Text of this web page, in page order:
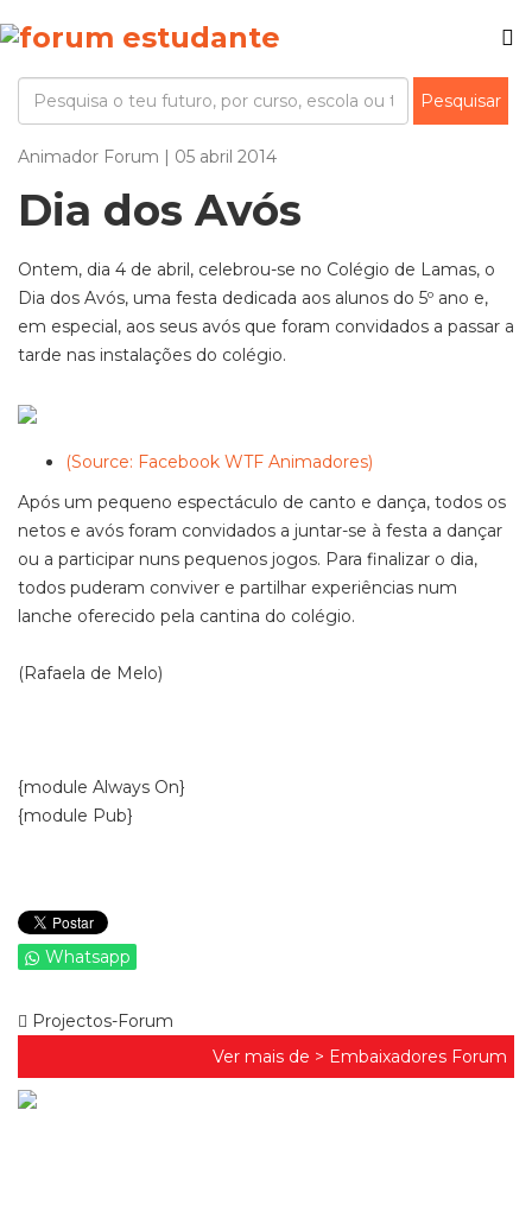
Animador Forum | 05 abril 2014
Dia dos Avós
Ontem, dia 4 de abril, celebrou-se no Colégio de Lamas, o
Dia dos Avós, uma festa dedicada aos alunos do 5º ano e,
em especial, aos seus avós que foram convidados a passar a
tarde nas instalações do colégio.
(Source: Facebook WTF Animadores)
Após um pequeno espectáculo de canto e dança, todos os
netos e avós foram convidados a juntar-se à festa a dançar
ou a participar nuns pequenos jogos. Para finalizar o dia,
todos puderam conviver e partilhar experiências num
lanche oferecido pela cantina do colégio.
(Rafaela de Melo)
{module Always On}
{module Pub}
Whatsapp
Projectos-Forum
Ver mais de > Embaixadores Forum